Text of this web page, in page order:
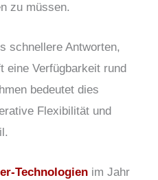
zu müssen.
schnellere Antworten,
eine Verfügbarkeit rund
bedeutet dies
Flexibilität und
Technologien im Jahr